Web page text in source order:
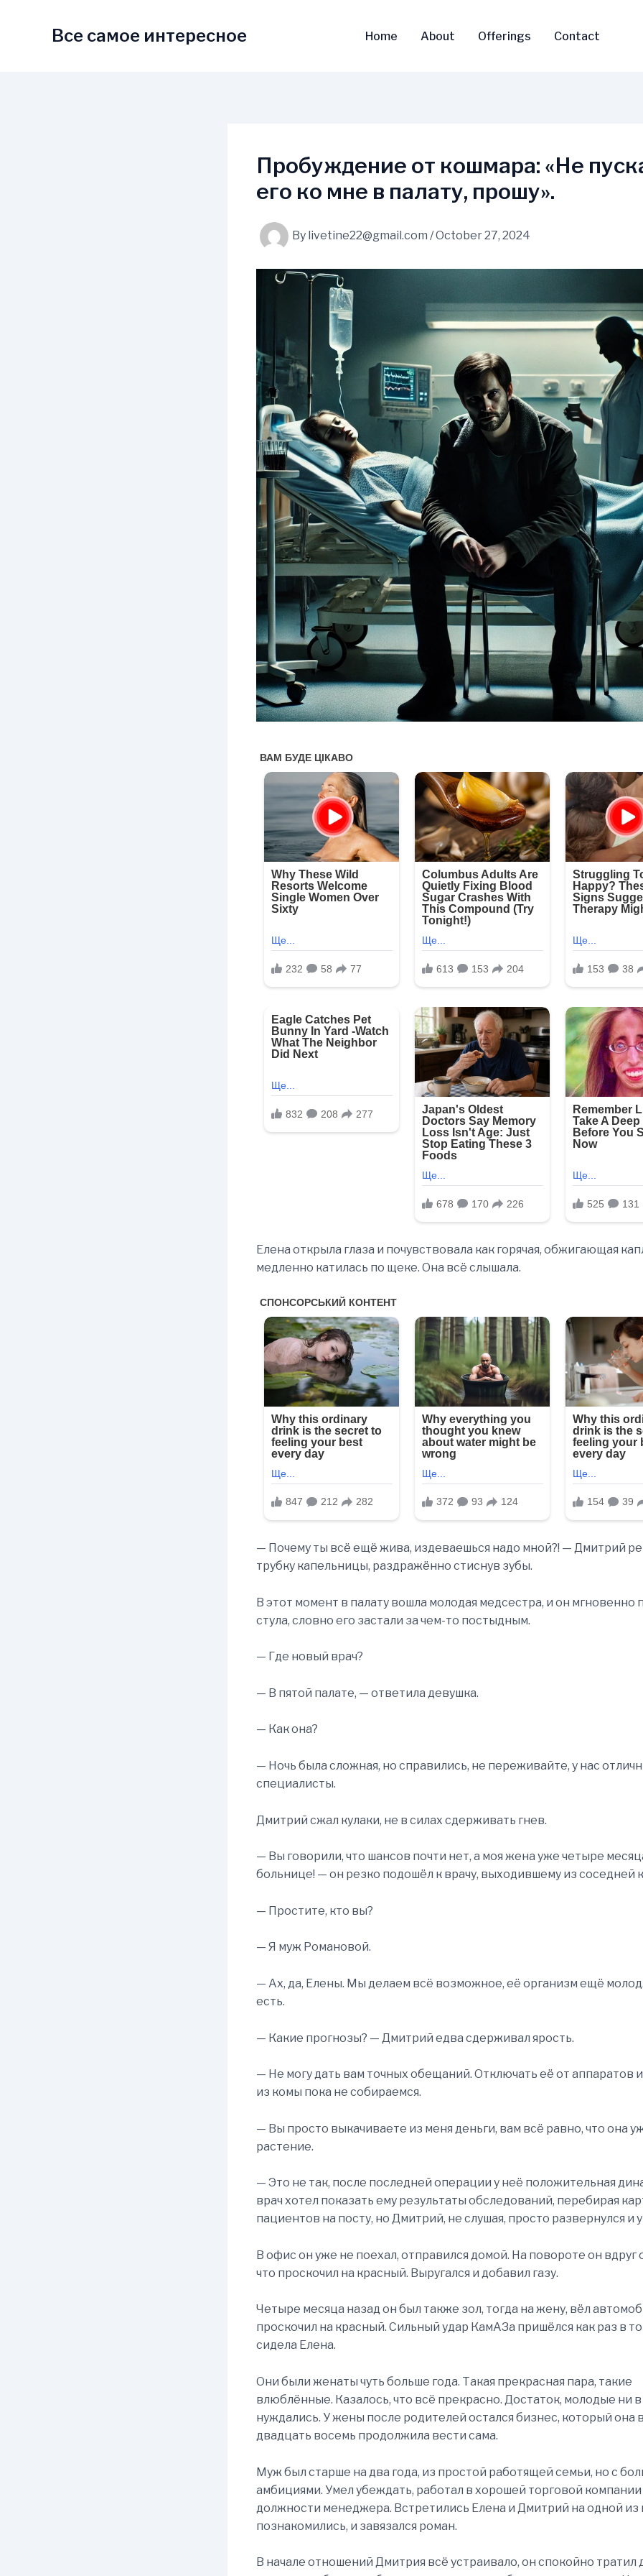
Все самое интересное Home About Offerings Contact
Пробуждение от кошмара: «Не
его ко мне в палату, прошу».
By livetine22@gmail.com /October 27, 2024
Елена открыла глаза и почувствовала как горячая, обжигающая
медленно катилась по щеке. Она всё слышала.
— Почему ты всё ещё жива, издеваешься надо мной?! — Дмитрий
трубку капельницы, раздражённо стиснув зубы.
В этот момент в палату вошла молодая медсестра, и он мгновенно
стула, словно его застали за чем-то постыдным.
— Где новый врач?
— В пятой палате, — ответила девушка.
— Как она?
— Ночь была сложная, но справились, не переживайте, у нас
специалисты.
Дмитрий сжал кулаки, не в силах сдерживать гнев.
— Вы говорили, что шансов почти нет, а моя жена уже четыре
больнице! — он резко подошёл к врачу, выходившему из соседней
— Простите, кто вы?
— Я муж Романовой.
— Ах, да, Елены. Мы делаем всё возможное, её организм ещё
есть.
— Какие прогнозы? — Дмитрий едва сдерживал ярость.
— Не могу дать вам точных обещаний. Отключать её от аппаратов
из комы пока не собираемся.
— Вы просто выкачиваете из меня деньги, вам всё равно, что она
растение.
— Это не так, после последней операции у неё положительная
врач хотел показать ему результаты обследований, перебирая
пациентов на посту, но Дмитрий, не слушая, просто развернулся и
В офис он уже не поехал, отправился домой. На повороте он вдруг
что проскочил на красный. Выругался и добавил газу.
Четыре месяца назад он был также зол, тогда на жену, вёл
проскочил на красный. Сильный удар КамАЗа пришёлся как раз в
сидела Елена.
Они были женаты чуть больше года. Такая прекрасная пара, такие
влюблённые. Казалось, что всё прекрасно. Достаток, молодые ни
нуждались. У жены после родителей остался бизнес, который она
двадцать восемь продолжила вести сама.
Муж был старше на два года, из простой работящей семьи, но с
амбициями. Умел убеждать, работал в хорошей торговой компании
должности менеджера. Встретились Елена и Дмитрий на одной из
познакомились, и завязался роман.
В начале отношений Дмитрия всё устраивало, он спокойно тратил